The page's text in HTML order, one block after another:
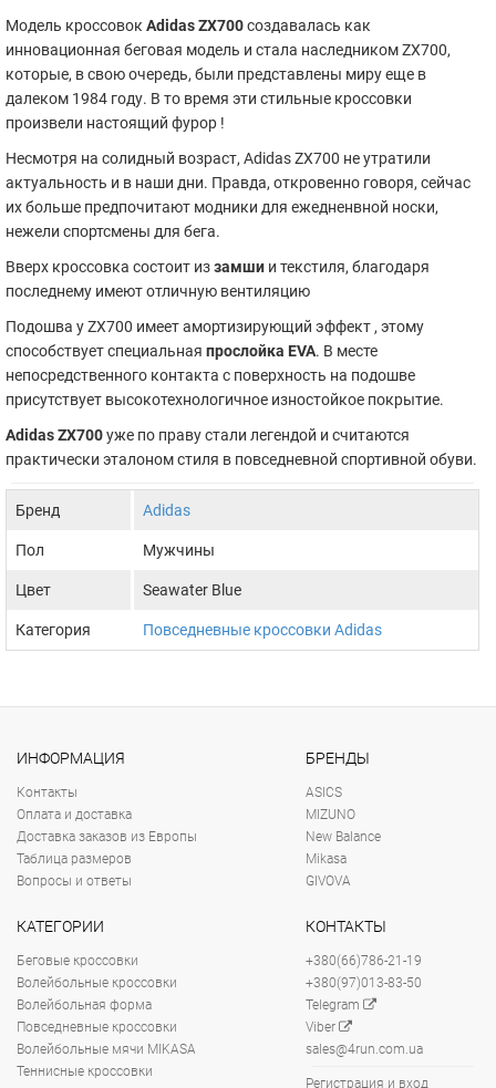
Модель кроссовок Adidas ZX700создавалась как
инновационная беговая модель и стала наследником ZX700,
которые, в свою очередь, были представлены миру еще в
далеком 1984 году. В то время эти стильные кроссовки
произвели настоящий фурор !
Несмотря на солидный возраст, Adidas ZX700 не утратили
актуальность и в наши дни. Правда, откровенно говоря, сейчас
их больше предпочитают модники для ежедненвной носки,
нежели спортсмены для бега.
Вверх кроссовка состоит иззамши и текстиля, благодаря
последнему имеют отличную вентиляцию
Подошва у ZX700 имеет амортизирующий эффект , этому
способствует специальная прослойка EVA. В месте
непосредственного контакта с поверхность на подошве
присутствует высокотехнологичное изностойкое покрытие.
Adidas ZX700уже по праву стали легендой и считаются
практически эталоном стиля в повседневной спортивной обуви.
Бренд Adidas
Пол Мужчины
Цвет Seawater Blue
Категория Повседневные кроссовки Adidas
ИНФОРМАЦИЯ
Контакты
Оплата и доставка
Доставка заказов из Европы
Таблица размеров
Вопросы и ответы
БРЕНДЫ
ASICS
MIZUNO
New Balance
Mikasa
GIVOVA
КАТЕГОРИИ
Беговые кроссовки
Волейбольные кроссовки
Волейбольная форма
Повседневные кроссовки
Волейбольные мячи MIKASA
Теннисные кроссовки
КОНТАКТЫ
+380(66)786-21-19
+380(97)013-83-50
Telegram
Viber
sales@4run.com.ua
Регистрация и вход